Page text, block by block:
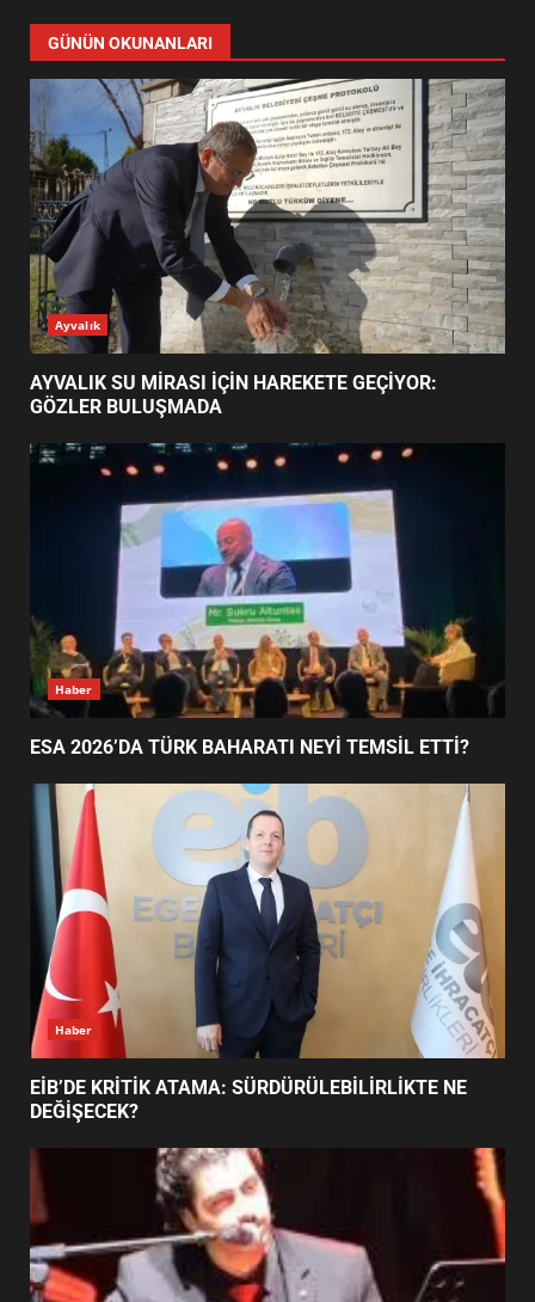
7
YENİ YÖNETİM NASIL
ŞEKİLLENDİ?
1
AYVALIK SU MİRASI İÇİN
HAREKETE GEÇİYOR: GÖZLER
BULUŞMADA
2
ESA 2026’DA TÜRK BAHARATI
NEYİ TEMSİL ETTİ?
EİB’DE KRİTİK ATAMA:
SÜRDÜRÜLEBİLİRLİKTE NE
DEĞİŞECEK?
4
EDREMİT’İN GURURU TÜRKİYE
FİNALİNDE NE BAŞARDI?
5
UZATILDI: NE DEĞİŞTİ?
6
BURHANİYE SATRANÇ
TURNUVASI KAYITLARI NEYİ
DEĞİŞTİRİYOR?
BURHANİYE BELEDİYESPOR’DA
YENİ YÖNETİM NASIL
GÜNÜN OKUNANLARI
Ayvalık
AYVALIK SU MİRASI İÇİN HAREKETE GEÇİYOR:
GÖZLER BULUŞMADA
Haber
ESA 2026’DA TÜRK BAHARATI NEYİ TEMSİL ETTİ?
Haber
EİB’DE KRİTİK ATAMA: SÜRDÜRÜLEBİLİRLİKTE NE
DEĞİŞECEK?